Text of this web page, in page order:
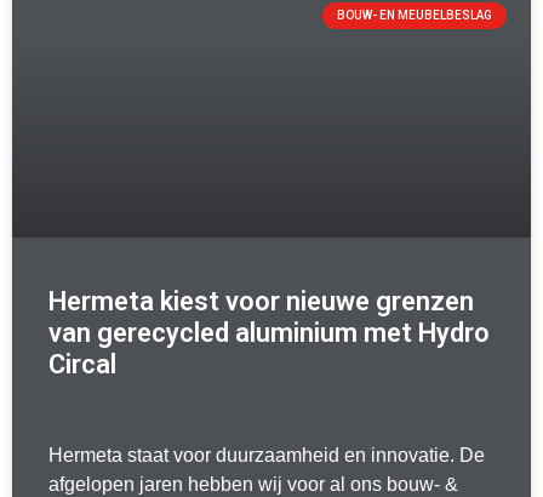
BOUW- EN MEUBELBESLAG
Hermeta kiest voor nieuwe grenzen
van gerecycled aluminium met Hydro
Circal
Hermeta staat voor duurzaamheid en innovatie. De
afgelopen jaren hebben wij voor al ons bouw- &